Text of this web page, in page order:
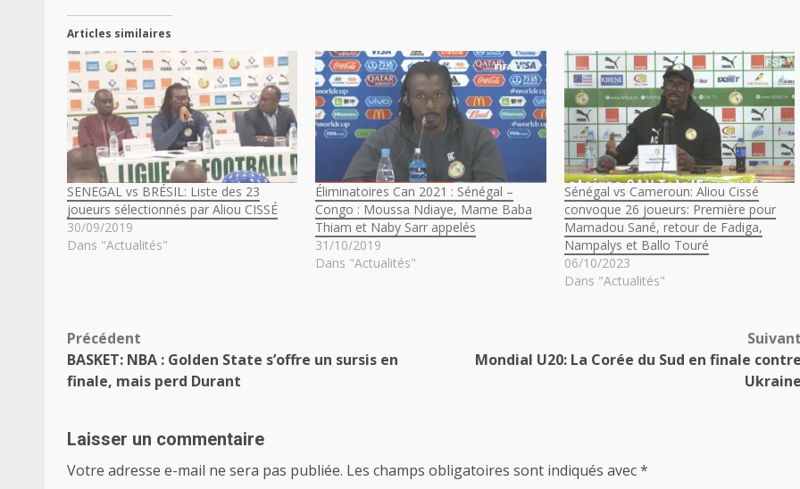
Articles similaires
SENEGAL vs BRÉSIL: Liste des 23
joueurs sélectionnés par Aliou CISSÉ
30/09/2019
Dans "Actualités"
Éliminatoires Can 2021 : Sénégal –
Congo : Moussa Ndiaye, Mame Baba
Thiam et Naby Sarr appelés
31/10/2019
Dans "Actualités"
Sénégal vs Cameroun: Aliou Cissé
convoque 26 joueurs: Première pour
Mamadou Sané, retour de Fadiga,
Nampalys et Ballo Touré
06/10/2023
Dans "Actualités"
Navigation
d’article
Précédent
BASKET: NBA : Golden State s’offre un sursis en
finale, mais perd Durant
Suivant
Mondial U20: La Corée du Sud en finale contre
Ukraine
Laisser un commentaire
Votre adresse e-mail ne sera pas publiée. Les champs obligatoires sont indiqués avec*